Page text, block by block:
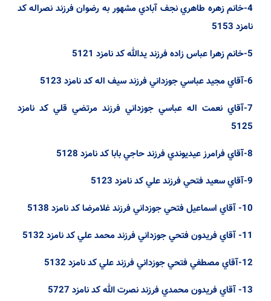
4-خانم
زهره طاهرينجف آباديمشهوربه رضوانفرزند نصرالهكد
نامزد5153
5-خانم
زهراعباسزادهفرزنديداللهكدنامزد5121
6-آقاي
مجيدعباسيجوزدانيفرزندسيف الهكدنامزد5123
7-آقاي
نعمت اله عباسي جوزداني فرزند مرتضي قلي كد نامزد
5125
8-آقاي
فرامرزعيديونديفرزندحاجيباباكدنامزد5128
9-آقاي
سعيدفتحيفرزندعليكدنامزد5123
10- آقاي اسماعيلفتحيجوزدانيفرزندغلامرضاكدنامزد5138
11- آقايفريدونفتحيجوزدانيفرزندمحمدعليكدنامزد5132
12-آقاي
مصطفيفتحيجوزدانيفرزندعليكدنامزد5132
13- آقايفريدونمحمديفرزندنصرتاللهكدنامزد5727